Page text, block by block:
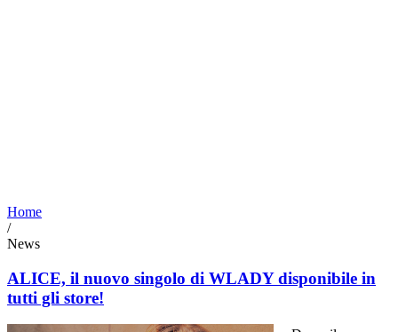
Home
/
News
ALICE, il nuovo singolo di WLADY disponibile in
tutti gli store!